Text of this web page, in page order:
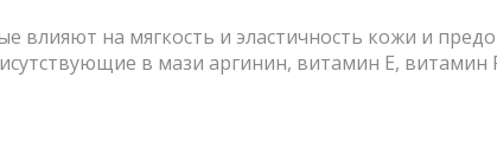
влияют на мягкость и эластичность кожи и
в мази аргинин, витамин Е, витамин